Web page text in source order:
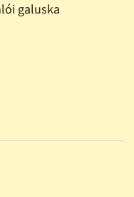
galuska